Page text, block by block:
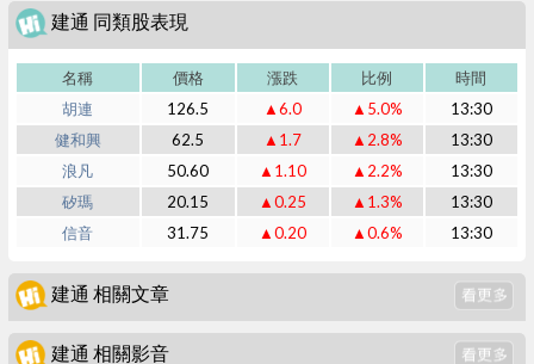
建通 同類股表現
名稱 價格 漲跌 比例
時間
胡連
126.5 ▲6.0 ▲5.0%
13:30
健和興
62.5 ▲1.7 ▲2.8%
13:30
浪凡
50.60 ▲1.10 ▲2.2%
13:30
矽瑪
20.15 ▲0.25 ▲1.3%
13:30
信音
31.75 ▲0.20 ▲0.6% 13:30
建通 相關文章
建通 相關影音